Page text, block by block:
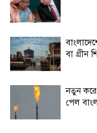
বা গ্রীন
নতুন
পেল